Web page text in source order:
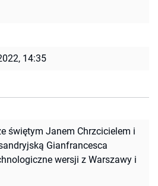
14:35
świętym Janem Chrzcicielem i
Gianfrancesca
wersji z Warszawy i